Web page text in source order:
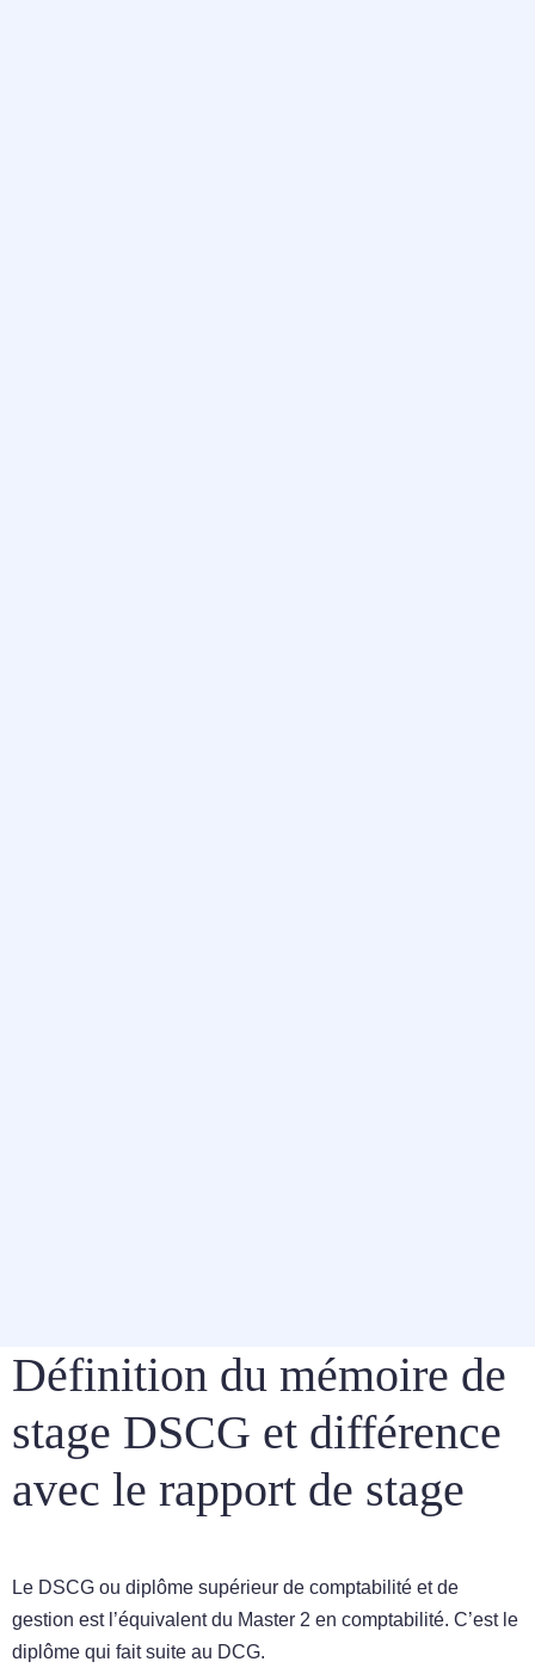
Définition du mémoire de
stage DSCG et différence
avec le rapport de stage
Le DSCG ou diplôme supérieur de comptabilité et de
gestion est l’équivalent du Master 2 en comptabilité. C’est le
diplôme qui fait suite au DCG.